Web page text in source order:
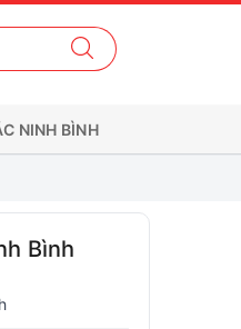
NINH BÌNH
Bình